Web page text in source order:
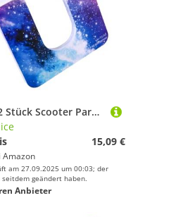
ibasenice 2 Stück Scooter Parkplatzständer Stabiler Balance Bike Ständer aus Langlebigem Material Platzsparend und Sicher für Kinderfahrzeuge für Garage und Zuhause
15,09 €
Amazon
am 27.09.2025 um 00:03; der
seitdem geändert haben.
Anbieter